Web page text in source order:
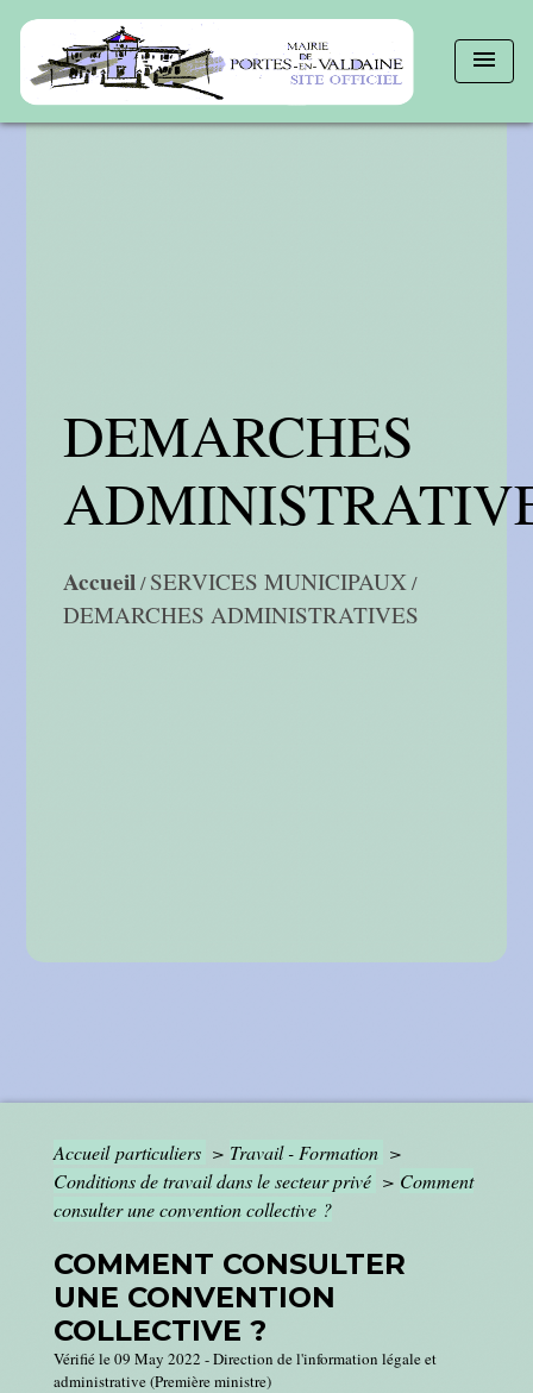
menu
DEMARCHES
Accueil/SERVICES MUNICIPAUX/
DEMARCHES ADMINISTRATIVES
Accueil particuliers > Travail - Formation >
Conditions de travail dans le secteur privé > Comment
consulter une convention collective ?
COMMENT CONSULTER
UNE CONVENTION
COLLECTIVE ?
Vérifié le 09 May 2022 - Direction de l'information légale et
administrative (Première ministre)